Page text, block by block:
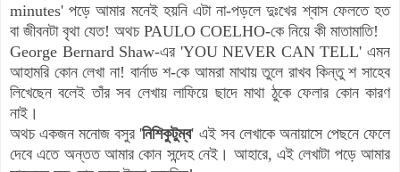
minutes' পড়ে আমার মনেই হয়নি এটা না-পড়লে দুঃখের শ্বাস ফেলতে হত
বা জীবনটা বৃথা যেত! অথচ PAULO COELHO-কে নিয়ে কী মাতামাতি!
George Bernard Shaw-এর 'YOU NEVER CAN TELL' এমন
আহামরি কোন লেখা না! বার্নাড শ-কে আমরা মাথায় তুলে রাখব কিন্তু শ সাহেব
লিখেছেন বলেই তাঁর সব লেখায় লাফিয়ে ছাদে মাথা ঠুকে ফেলার কোন কারণ
নাই।
অথচ একজন মনোজ বসুর 'নিশিকুটুম্ব' এই সব লেখাকে অনায়াসে পেছনে ফেলে
দেবে এতে অন্তত আমার কোন সন্দেহ নেই। আহারে, এই লেখাটা পড়ে আমার